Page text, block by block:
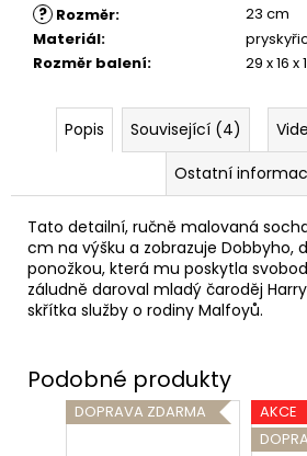
? Rozměr:
23 cm
Materiál:
Rozměr balení: 29 x 16 x
Popis Související (4)
Ostatní
Tato detailní, ručně malovaná
cm na výšku a zobrazuje Dobbyho,
ponožkou, která mu poskytla
záludně daroval mladý čaroděj
skřítka služby o rodiny Malfoyů.
DOPRAVA ZDARMA
AKCE
HARIBO
HARRY
POTTER
Původně:
169
Kč